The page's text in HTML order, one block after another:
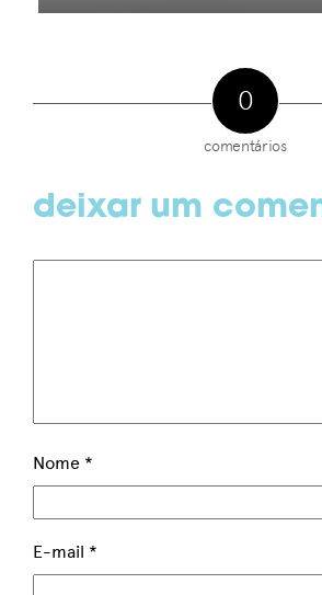
0
comentários
deixar um
Nome *
E-mail *